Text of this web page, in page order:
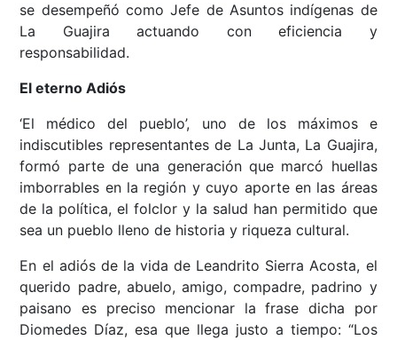
se desempeñó como Jefe de Asuntos indígenas de
La Guajira actuando con eficiencia y
responsabilidad.
El eterno Adiós
‘El médico del pueblo’, uno de los máximos e
indiscutibles representantes de La Junta, La Guajira,
formó parte de una generación que marcó huellas
imborrables en la región y cuyo aporte en las áreas
de la política, el folclor y la salud han permitido que
sea un pueblo lleno de historia y riqueza cultural.
En el adiós de la vida de Leandrito Sierra Acosta, el
querido padre, abuelo, amigo, compadre, padrino y
paisano es preciso mencionar la frase dicha por
Diomedes Díaz, esa que llega justo a tiempo: “Los